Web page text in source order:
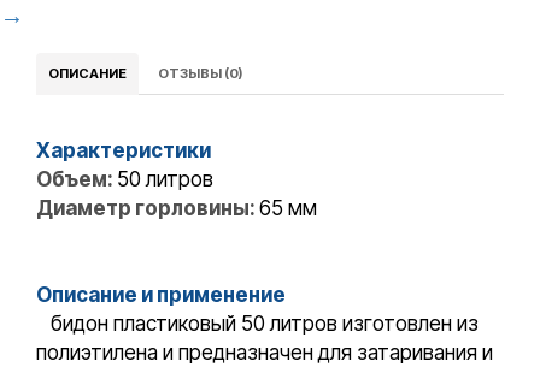
→
ОПИСАНИЕ ОТЗЫВЫ (0)
Характеристики
Объем: 50 литров
Диаметр горловины: 65 мм
Описание и применение
бидон пластиковый 50 литров изготовлен из
полиэтилена и предназначен для затаривания и